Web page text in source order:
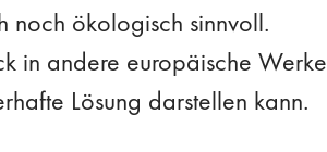
ökologisch sinnvoll.
in andere europäische Werke
Lösung darstellen kann.